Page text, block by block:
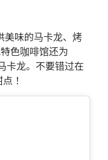
美味的马卡龙、烤
色咖啡馆还为
卡龙。不要错过在
！